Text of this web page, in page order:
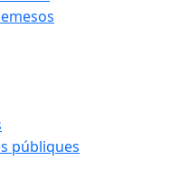
públiques